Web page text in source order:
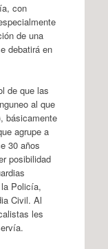
con
de una
debatirá en
de que las
al que
básicamente
agrupe a
30 años
posibilidad
Policía,
Civil. Al
les